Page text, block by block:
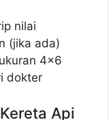
nilai
(jika ada)
4×6
dokter
Api